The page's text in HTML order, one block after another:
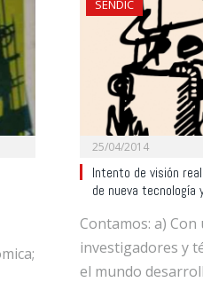
SENDIC
25/04/2014
Intento de visión
de nueva tecnología
Contamos: a) Con
investigadores y
el mundo